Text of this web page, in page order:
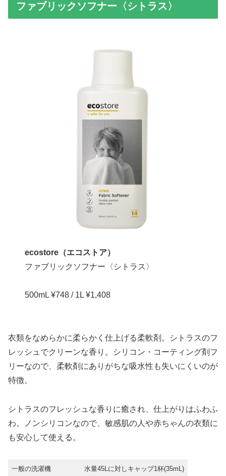
ファブリックソフナー〈シトラス〉
ecostore（エコストア）
ファブリックソフナー〈シトラス〉
500mL ¥748 / 1L ¥1,408
衣類をなめらかに柔らかく仕上げる柔軟剤。シトラスのフ
レッシュでクリーンな香り。シリコン・コーティング剤フ
リーなので、柔軟剤にありがちな吸水性も失いにくいのが
特徴。
シトラスのフレッシュな香りに癒され、仕上がりはふわふ
わ。ノンシリコンなので、敏感肌の人や赤ちゃんの衣類に
も安心して使える。
一般の洗濯機 水量45Lに対しキャップ1杯(35mL)